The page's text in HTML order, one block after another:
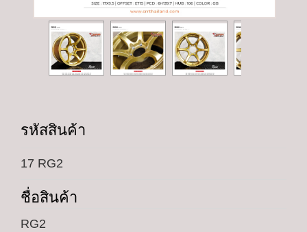
รหัสสินค้า
17 RG2
ชื่อสินค้า
RG2